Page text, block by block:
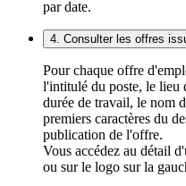
par date.
4. Consulter les offres
Pour chaque offre
l'intitulé du poste, le lieu
durée de travail, le nom
premiers caractères du
publication de l'offre.
Vous accédez au détail
ou sur le logo sur la